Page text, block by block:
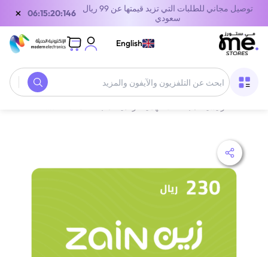
توصيل مجاني للطلبات التي تزيد قيمتها عن 99 ريال
سعودي
05:15:20:146
×
English